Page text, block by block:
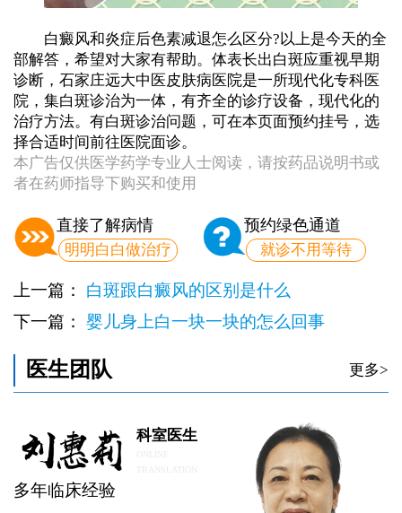
白癜风和炎症后色素减退怎么区分?以上是今天的全
部解答，希望对大家有帮助。体表长出白斑应重视早期
诊断，石家庄远大中医皮肤病医院是一所现代化专科医
院，集白斑诊治为一体，有齐全的诊疗设备，现代化的
治疗方法。有白斑诊治问题，可在本页面预约挂号，选
择合适时间前往医院面诊。
本广告仅供医学药学专业人士阅读，请按药品说明书或
者在药师指导下购买和使用
直接了解病情
明明白白做治疗
预约绿色通道
就诊不用等待
上一篇： 白斑跟白癜风的区别是什么
下一篇： 婴儿身上白一块一块的怎么回事
医生团队 更多>
科室医生
多年临床经验